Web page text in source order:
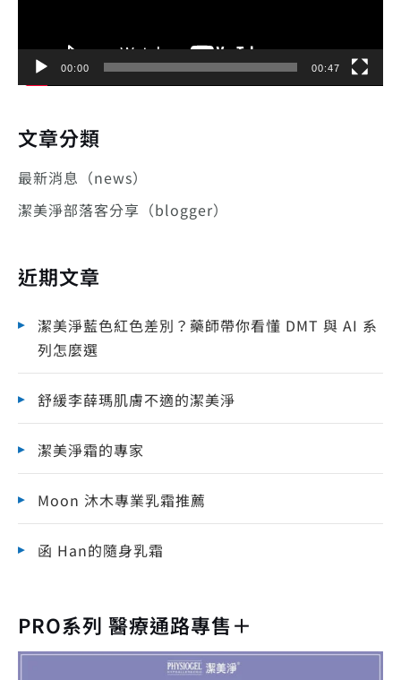
00:00 00:47
文章分類
最新消息（news）
潔美淨部落客分享（blogger）
近期文章
潔美淨藍色紅色差別？藥師帶你看懂 DMT 與 AI 系
列怎麼選
舒緩李薛瑪肌膚不適的潔美淨
潔美淨霜的專家
Moon 沐木專業乳霜推薦
函 Han的隨身乳霜
PRO系列 醫療通路專售＋